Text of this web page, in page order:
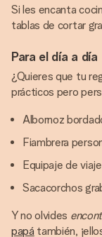
Si les encanta
tablas de cortar
Para el día a día
¿Quieres que tu
prácticos pero
Albornoz
Fiambrera
Equipaje de
Sacacorchos
Y no olvides
papá también,